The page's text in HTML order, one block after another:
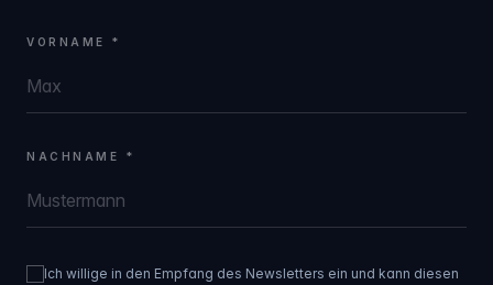
VORNAME *
NACHNAME *
Ich willige in den Empfang des Newsletters ein und kann diesen